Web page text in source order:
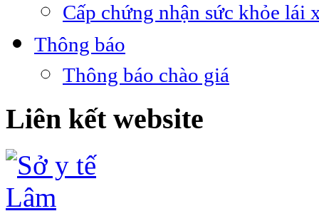
Cấp chứng nhận sức khỏe lái
Thông báo
Thông báo chào giá
Liên kết website